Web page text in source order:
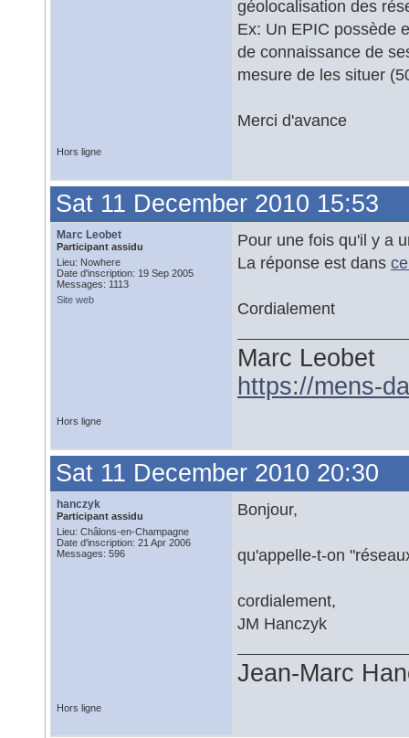
géolocalisation des
Ex: Un EPIC possède
de connaissance de
mesure de les situer
Merci d'avance
Hors ligne
Sat 11 December 2010 15:53
Marc Leobet
Participant assidu
Lieu: Nowhere
Date d'inscription: 19 Sep 2005
Messages: 1113
Site web
Pour une fois qu'il y a
La réponse est dans
Cordialement
Marc Leobet
https://mens-
Hors ligne
Sat 11 December 2010 20:30
hanczyk
Participant assidu
Lieu: Châlons-en-Champagne
Date d'inscription: 21 Apr 2006
Messages: 596
Bonjour,
qu'appelle-t-on
cordialement,
JM Hanczyk
Jean-Marc
Hors ligne